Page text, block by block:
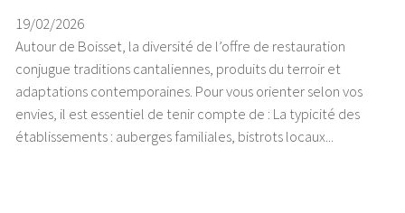
19/02/2026
Autour de Boisset, la diversité de l’offre de restauration
conjugue traditions cantaliennes, produits du terroir et
adaptations contemporaines. Pour vous orienter selon vos
envies, il est essentiel de tenir compte de : La typicité des
établissements : auberges familiales, bistrots locaux...